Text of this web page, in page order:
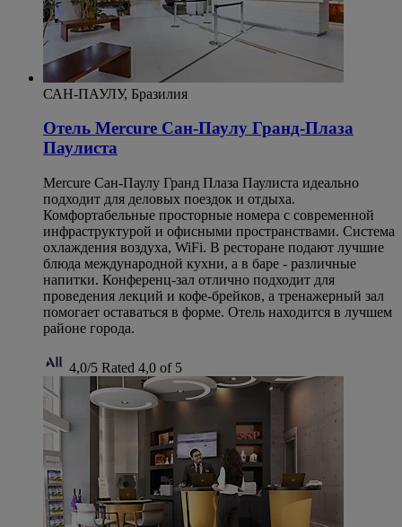
САН-ПАУЛУ, Бразилия
Отель Mercure Сан-Паулу Гранд-Плаза
Паулиста
Mercure Сан-Паулу Гранд Плаза Паулиста идеально
подходит для деловых поездок и отдыха.
Комфортабельные просторные номера с современной
инфраструктурой и офисными пространствами. Система
охлаждения воздуха, WiFi. В ресторане подают лучшие
блюда международной кухни, а в баре - различные
напитки. Конференц-зал отлично подходит для
проведения лекций и кофе-брейков, а тренажерный зал
помогает оставаться в форме. Отель находится в лучшем
районе города.
4,0/5 Rated 4,0 of 5